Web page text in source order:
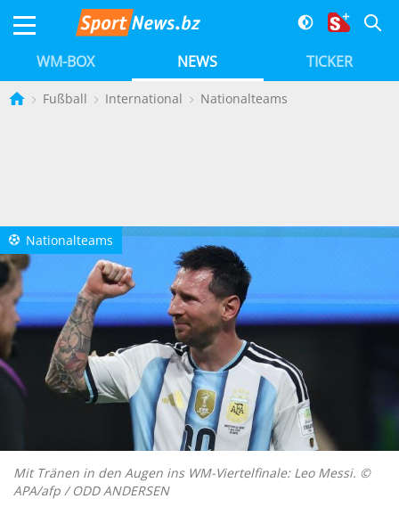
WM-BOX NEWS TICKER
Fußball International Nationalteams
a Nationalteams
Mit Tränen in den Augen ins WM-Viertelfinale: Leo Messi. ©
APA/afp / ODD ANDERSEN